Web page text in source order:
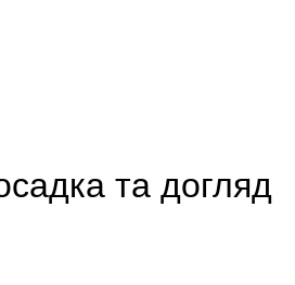
та догляд